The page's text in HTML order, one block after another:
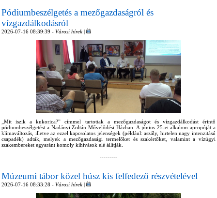
Pódiumbeszélgetés a mezőgazdaságról és
vízgazdálkodásról
2026-07-16 08:39:39 - Városi hírek |
„Mit iszik a kukorica?” címmel tartottak a mezőgazdaságot és vízgazdálkodást érintő
pódiumbeszélgetést a Nadányi Zoltán Művelődési Házban. A június 25-ei alkalom apropóját a
klímaváltozás, illetve az ezzel kapcsolatos jelenségek (például: aszály, hirtelen nagy intenzitású
csapadék) adták, melyek a mezőgazdasági termelőket és szakértőket, valamint a vízügyi
szakembereket egyaránt komoly kihívások elé állítják.
---------
Múzeumi tábor közel húsz kis felfedező részvételével
2026-07-16 08:33:28 - Városi hírek |